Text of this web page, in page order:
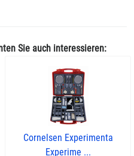
Sie auch interessieren:
Cornelsen Experimenta
Experime ...